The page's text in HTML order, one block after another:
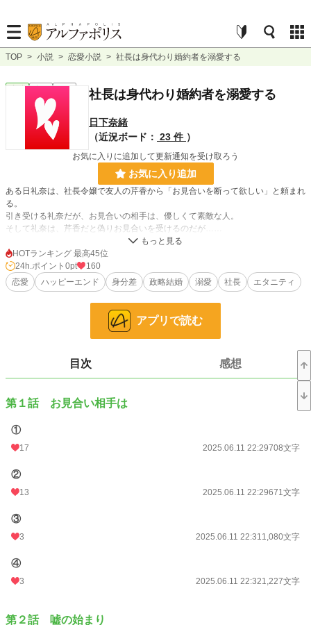
TOP > 小説 > 恋愛小説 > 社長は身代わり婚約者を溺愛する
完結 長編 社長は身代わり婚約者を溺愛する
日下奈緒
（近況ボード： 23 件 ）
お気に入りに追加して更新通知を受け取ろう
お気に入り追加
ある日礼奈は、社長令嬢で友人の芹香から「お見合いを断って欲しい」と頼まれ
る。
引き受ける礼奈だが、お見合いの相手は、優しくて素敵な人。
そして礼奈は、芹香だと偽りお見合いを受けるのだが……
小説 228,925 位 / 228,925 件
恋愛 66,394 位 / 66,394 件
99,052
更新日時 2025.06.29 15:00
初回公開日時 2025.06.11 22:29
初回完結日時
週間ポイント
月間ポイント
累計ポイント
HOTランキング 最高45位
24h.ポイント 0pt
160
恋愛
ハッピーエンド 身分差 政略結婚 溺愛 社長 エタニティ
アプリで読む
目次 感想
第１話 お見合い相手は
①
17 2025.06.11 22:29708文字
②
13 2025.06.11 22:29671文字
③
3 2025.06.11 22:311,080文字
④
3 2025.06.11 22:321,227文字
第２話 嘘の始まり